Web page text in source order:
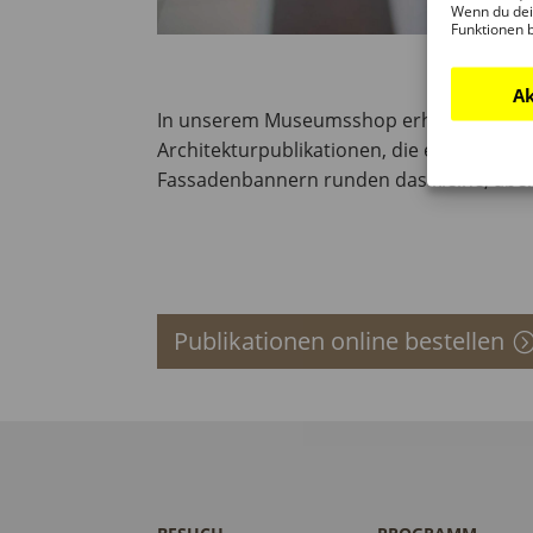
Wenn du
Funktionen
In unserem Museumsshop erhalten Sie
Architekturpublikationen, die ebenso
Fassadenbannern runden das kleine,
Publikationen online bestellen